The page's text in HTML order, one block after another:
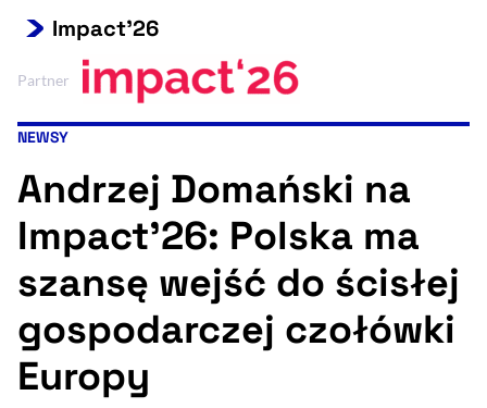
Ułatwienia dostępności wspierają:
Sprawdź, jak i dlaczego zwiększamy dostępność , otwiera się w nowym
Deklaracja dostępności
Impact'26
Partner
Kategoria artykułu:
NEWSY
Andrzej Domański na
Impact'26: Polska ma
szansę wejść do ścisłej
gospodarczej czołówki
Europy